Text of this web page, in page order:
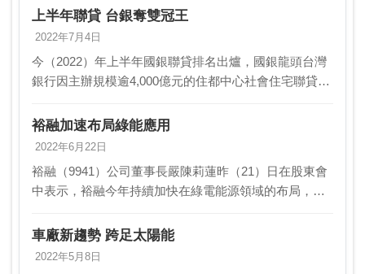
目標前進；台泥儲能13日啟用全台首座森林…
上半年聯貸 台銀奪雙冠王
2022年7月4日
今（2022）年上半年國銀聯貸排名出爐，國銀龍頭台灣
銀行因主辦規模逾4,000億元的住都中心社會住宅聯貸
自吃下2,000億元貸款額度，今年上半年聯貸管…
裕融加速布局綠能應用
2022年6月22日
裕融（9941）公司董事長嚴陳莉蓮昨（21）日在股東會
中表示，裕融今年持續加快在綠電能源領域的布局，展
機會。嚴陳莉蓮表示，近年來新冠疫情對經濟帶來相
當…
車廠新趨勢 跨足太陽能
2022年5月8日